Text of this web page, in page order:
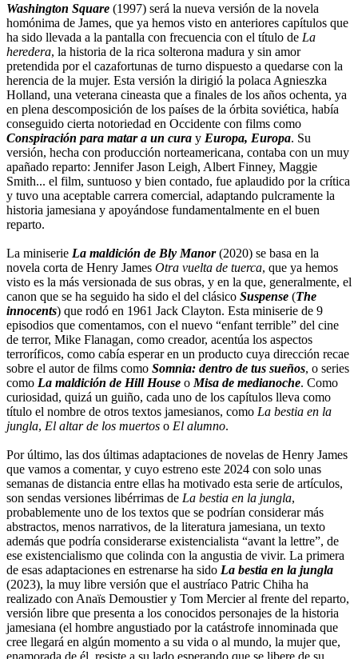
Washington Square (1997) será la nueva versión de la novela
homónima de James, que ya hemos visto en anteriores capítulos que
ha sido llevada a la pantalla con frecuencia con el título de La
heredera, la historia de la rica solterona madura y sin amor
pretendida por el cazafortunas de turno dispuesto a quedarse con la
herencia de la mujer. Esta versión la dirigió la polaca Agnieszka
Holland, una veterana cineasta que a finales de los años ochenta, ya
en plena descomposición de los países de la órbita soviética, había
conseguido cierta notoriedad en Occidente con films como
Conspiración para matar a un cura y Europa, Europa. Su
versión, hecha con producción norteamericana, contaba con un muy
apañado reparto: Jennifer Jason Leigh, Albert Finney, Maggie
Smith... el film, suntuoso y bien contado, fue aplaudido por la crítica
y tuvo una aceptable carrera comercial, adaptando pulcramente la
historia jamesiana y apoyándose fundamentalmente en el buen
reparto.
La miniserie La maldición de Bly Manor(2020) se basa en la
novela corta de Henry James Otra vuelta de tuerca, que ya hemos
visto es la más versionada de sus obras, y en la que, generalmente, el
canon que se ha seguido ha sido el del clásico Suspense (The
innocents) que rodó en 1961 Jack Clayton. Esta miniserie de 9
episodios que comentamos, con el nuevo “enfant terrible” del cine
de terror, Mike Flanagan, como creador, acentúa los aspectos
terroríficos, como cabía esperar en un producto cuya dirección recae
sobre el autor de films como Somnia: dentro de tus sueños, o series
como La maldición de Hill House o Misa de medianoche. Como
curiosidad, quizá un guiño, cada uno de los capítulos lleva como
título el nombre de otros textos jamesianos, como La bestia en la
jungla, El altar de los muertos o El alumno.
Por último, las dos últimas adaptaciones de novelas de Henry James
que vamos a comentar, y cuyo estreno este 2024 con solo unas
semanas de distancia entre ellas ha motivado esta serie de artículos,
son sendas versiones libérrimas de La bestia en la jungla,
probablemente uno de los textos que se podrían considerar más
abstractos, menos narrativos, de la literatura jamesiana, un texto
además que podría considerarse existencialista “avant la lettre”, de
ese existencialismo que colinda con la angustia de vivir. La primera
de esas adaptaciones en estrenarse ha sido La bestia en la jungla
(2023), la muy libre versión que el austríaco Patric Chiha ha
realizado con Anaïs Demoustier y Tom Mercier al frente del reparto,
versión libre que presenta a los conocidos personajes de la historia
jamesiana (el hombre angustiado por la catástrofe innominada que
cree llegará en algún momento a su vida o al mundo, la mujer que,
enamorada de él, resiste a su lado esperando que se libere de su